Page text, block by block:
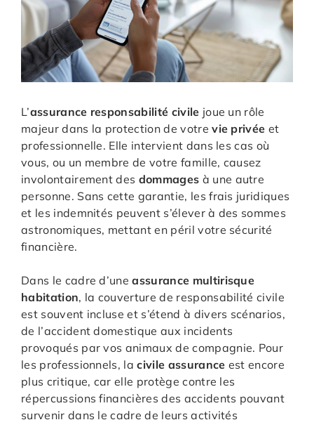
L’assurance responsabilité civile joue un rôle
majeur dans la protection de votrevie privée et
professionnelle. Elle intervient dans les cas où
vous, ou un membre de votre famille, causez
involontairement des dommages à une autre
personne. Sans cette garantie, les frais juridiques
et les indemnités peuvent s’élever à des sommes
astronomiques, mettant en péril votre sécurité
financière.
Dans le cadre d’uneassurance multirisque
habitation, la couverture de responsabilité civile
est souvent incluse et s’étend à divers scénarios,
de l’accident domestique aux incidents
provoqués par vos animaux de compagnie. Pour
les professionnels, lacivile assurance est encore
plus critique, car elle protège contre les
répercussions financières des accidents pouvant
survenir dans le cadre de leurs activités